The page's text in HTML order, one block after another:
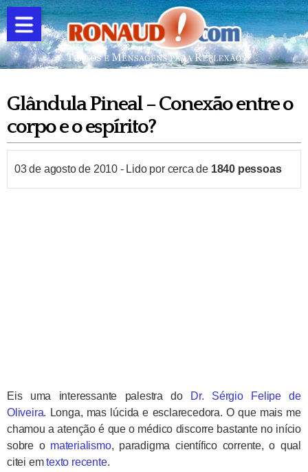
Glândula Pineal – Conexão entre o
corpo e o espírito?
03 de agosto de 2010 - Lido por cerca de 1840 pessoas
Eis uma interessante palestra do
Dr. Sérgio Felipe de
Oliveira. Longa, mas lúcida e esclarecedora. O que mais me
chamou a atenção é que o médico discorre bastante no início
sobre o materialismo, paradigma científico corrente, o qual
citei emtexto recente.